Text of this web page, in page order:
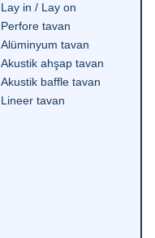
Lay in / Lay on
Perfore tavan
Alüminyum tavan
Akustik ahşap tavan
Akustik baffle tavan
Lineer tavan